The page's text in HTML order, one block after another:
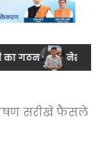
नेशनल स्तर पर ड्रग
सरीखे फैसले